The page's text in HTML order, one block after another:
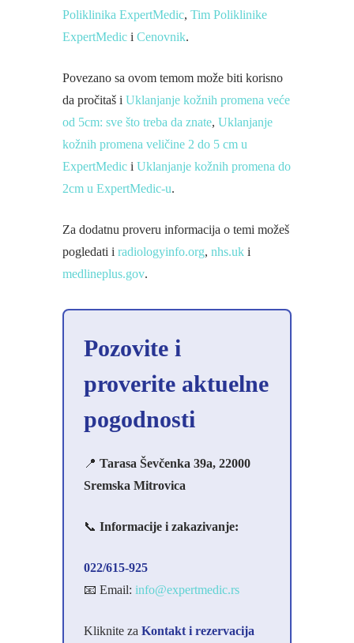
Poliklinika ExpertMedic, Tim Poliklinike
ExpertMedic i Cenovnik.
Povezano sa ovom temom može biti korisno
da pročitaš i Uklanjanje kožnih promena veće
od 5cm: sve što treba da znate, Uklanjanje
kožnih promena veličine 2 do 5 cm u
ExpertMedic i Uklanjanje kožnih promena do
2cm u ExpertMedic-u.
Za dodatnu proveru informacija o temi možeš
pogledati i radiologyinfo.org, nhs.uk i
medlineplus.gov.
Pozovite i
proverite aktuelne
pogodnosti
📍 Tarasa Ševčenka 39a, 22000
Sremska Mitrovica
📞 Informacije i zakazivanje:
022/615-925
📧 Email: info@expertmedic.rs
Kliknite za Kontakt i rezervacija